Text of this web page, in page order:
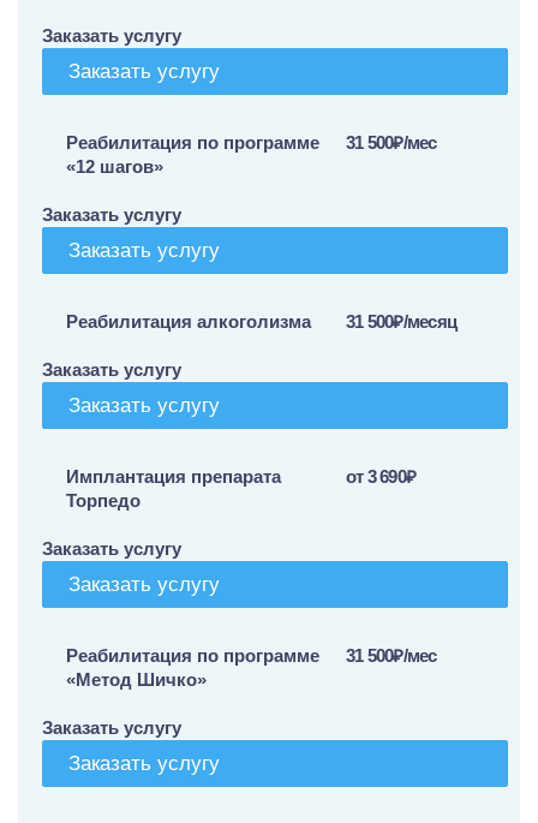
Заказать услугу
Заказать услугу
Реабилитация по программе
«12 шагов»
31 500₽/мес
Заказать услугу
Заказать услугу
Реабилитация алкоголизма 31 500₽/месяц
Заказать услугу
Заказать услугу
Имплантация препарата
Торпедо
от 3 690₽
Заказать услугу
Заказать услугу
Реабилитация по программе
«Метод Шичко»
31 500₽/мес
Заказать услугу
Заказать услугу